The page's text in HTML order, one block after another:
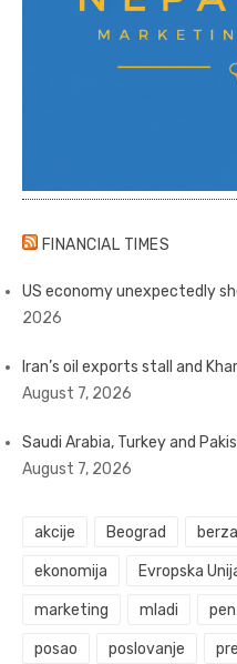
FINANCIAL TIMES
US economy unexpectedly
2026
Iran’s oil exports stall and
August 7, 2026
Saudi Arabia, Turkey and
August 7, 2026
akcije Beograd berza
ekonomija Evropska
marketing mladi
posao poslovanje